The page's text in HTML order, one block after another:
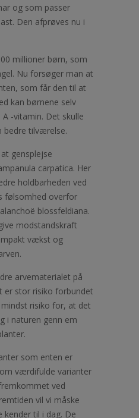
og som passer
Den afprøves nu i
millioner børn, som
Nu forsøger man at
som får den til at
kan børnene selv
-vitamin. Det skulle
bedre tilværelse.
gensplejse
carpatica. Her
holdbarheden ved
følsomhed overfor
blossfeldiana.
modstandskraft
vækst og
arvematerialet på
er stor risiko forbundet
risiko for, at det
i naturen genn em
som enten er
værdifulde varianter
ved
vil vi måske
kender til i dag. De